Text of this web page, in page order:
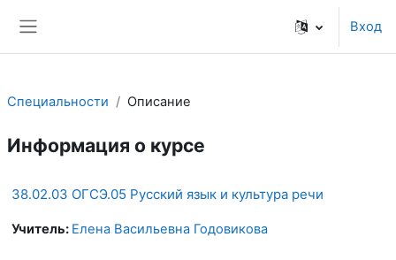
Вход
Специальности Описание
Информация о курсе
38.02.03 ОГСЭ.05 Русский язык и культура речи
Учитель: Елена Васильевна Годовикова